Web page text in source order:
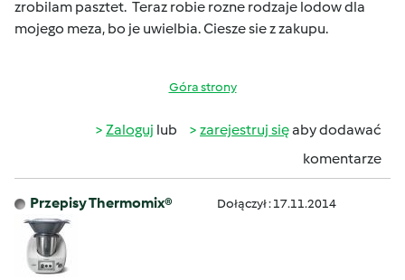
zrobilam pasztet. Teraz robie rozne rodzaje lodow dla
mojego meza, bo je uwielbia. Ciesze sie z zakupu.
Góra strony
Zaloguj lub zarejestruj sięaby dodawać
komentarze
Przepisy Thermomix® Dołączył : 17.11.2014